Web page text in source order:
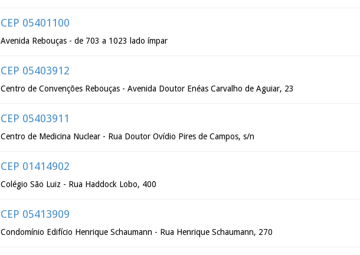
CEP 05401100
Avenida Rebouças - de 703 a 1023 lado ímpar
CEP 05403912
Centro de Convenções Rebouças - Avenida Doutor Enéas Carvalho de Aguiar, 23
CEP 05403911
Centro de Medicina Nuclear - Rua Doutor Ovídio Pires de Campos, s/n
CEP 01414902
Colégio São Luiz - Rua Haddock Lobo, 400
CEP 05413909
Condomínio Edifício Henrique Schaumann - Rua Henrique Schaumann, 270